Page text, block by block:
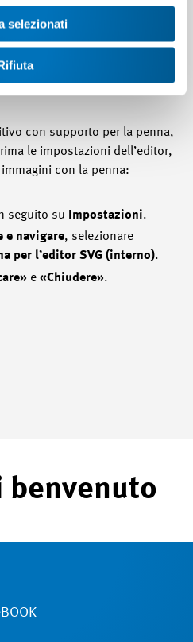
selezionati
con supporto per la penna,
le impostazioni dell’editor,
con la penna:
seguito su Impostazioni.
e navigare, selezionare
per l’editor SVG (interno).
e «Chiudere».
benvenuto